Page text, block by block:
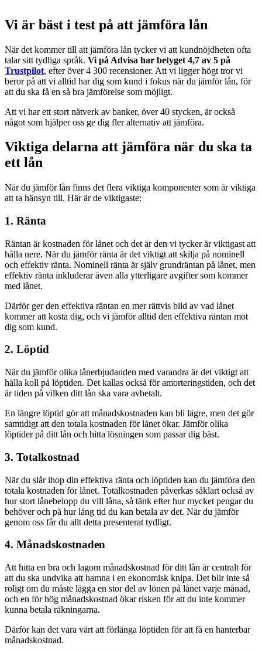
Vi är bäst i test på att jämföra lån
När det kommer till att jämföra lån tycker vi att kundnöjdheten ofta
talar sitt tydliga språk. Vi på Advisa har betyget 4,7 av 5 på
Trustpilot, efter över 4 300 recensioner. Att vi ligger högt tror vi
beror på att vi alltid har dig som kund i fokus när du jämför lån, för
att du ska få en så bra jämförelse som möjligt.
Att vi har ett stort nätverk av banker, över 40 stycken, är också
något som hjälper oss ge dig fler alternativ att jämföra.
Viktiga delarna att jämföra när du ska ta
ett lån
När du jämför lån finns det flera viktiga komponenter som är viktiga
att ta hänsyn till. Här är de viktigaste:
1. Ränta
Räntan är kostnaden för lånet och det är den vi tycker är viktigast att
hålla nere. När du jämför ränta är det viktigt att skilja på nominell
och effektiv ränta. Nominell ränta är själv grundräntan på lånet, men
effektiv ränta inkluderar även alla ytterligare avgifter som kommer
med lånet.
Därför ger den effektiva räntan en mer rättvis bild av vad lånet
kommer att kosta dig, och vi jämför alltid den effektiva räntan mot
dig som kund.
2. Löptid
När du jämför olika lånerbjudanden med varandra är det viktigt att
hålla koll på löptiden. Det kallas också för amorteringstiden, och det
är tiden på vilken ditt lån ska vara avbetalt.
En längre löptid gör att månadskostnaden kan bli lägre, men det gör
samtidigt att den totala kostnaden för lånet ökar. Jämför olika
löptider på ditt lån och hitta lösningen som passar dig bäst.
3. Totalkostnad
När du slår ihop din effektiva ränta och löptiden kan du jämföra den
totala kostnaden för lånet. Totalkostnaden påverkas såklart också av
hur stort lånebelopp du vill låna, så tänk efter hur mycket pengar du
behöver och på hur lång tid du kan betala av det. När du jämför
genom oss får du allt detta presenterat tydligt.
4. Månadskostnaden
Att hitta en bra och lagom månadskostnad för ditt lån är centralt för
att du ska undvika att hamna i en ekonomisk knipa. Det blir inte så
roligt om du måste lägga en stor del av lönen på lånet varje månad,
och en för hög månadskostnad ökar risken för att du inte kommer
kunna betala räkningarna.
Därför kan det vara värt att förlänga löptiden för att få en hanterbar
månadskostnad.